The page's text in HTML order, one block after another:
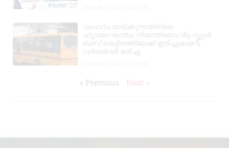
വാഹനം ഓടിക്കുന്നതിനിടെ
ഹൃദയാഘാതം; നിയന്ത്രണംവിട്ട സ്കൂൾ
ബസ് കെട്ടിടത്തിലേക്ക് ഇടിച്ചുകയറി,
ഡ്രൈവർ മരിച്ചു
« Previous Next »